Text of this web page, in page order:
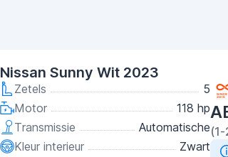
Nissan Sunny Wit 2023
Zetels
5
Motor
118 hp
Transmissie
Automatische
Kleur interieur
Zwart